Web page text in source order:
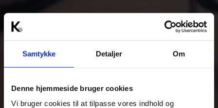
Samtykke Detaljer Om
Denne hjemmeside bruger cookies
Vi bruger cookies til at tilpasse vores indhold og